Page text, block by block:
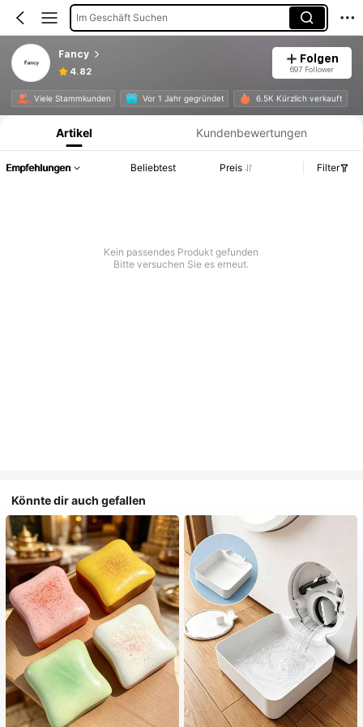
Im Geschäft Suchen
Fancy
4.82
Folgen
697 Follower
Viele Stammkunden Vor 1 Jahr gegründet 6.5K Kürzlich verkauft
Produktinformation: Preisangabe, Verkaufs- und Lagerbestandsdetails.
Artikel Kundenbewertungen
Empfehlungen Beliebtest Preis Filter
Kein passendes Produkt gefunden
Bitte versuchen Sie es erneut.
Könnte dir auch gefallen